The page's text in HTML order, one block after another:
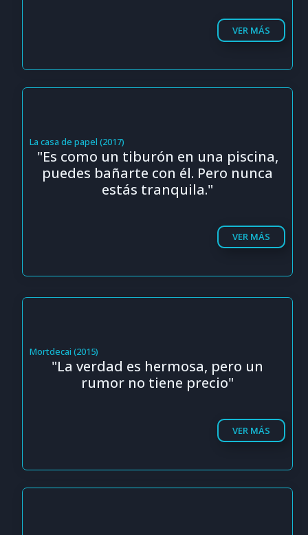
VER MÁS
La casa de papel (2017)
"Es como un tiburón en una piscina,
puedes bañarte con él. Pero nunca
estás tranquila."
VER MÁS
Mortdecai (2015)
"La verdad es hermosa, pero un
rumor no tiene precio"
VER MÁS